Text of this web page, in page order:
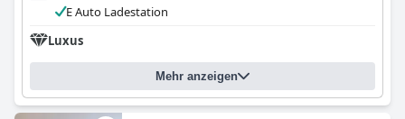
E Auto Ladestation
Luxus
Mehr anzeigen